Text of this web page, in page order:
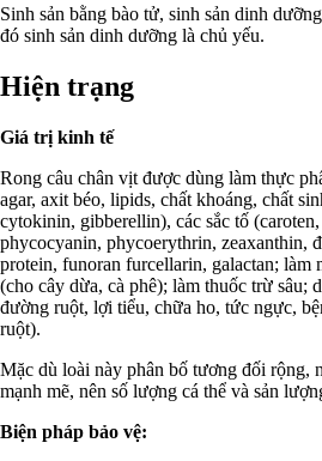
Sinh sản bằng bào tử, sinh sản dinh
đó sinh sản dinh dưỡng là chủ yếu.
Hiện trạng
Giá trị kinh tế
Rong câu chân vịt được dùng làm thực
agar, axit béo, lipids, chất khoáng, chất
cytokinin, gibberellin), các sắc tố
phycocyanin, phycoerythrin, zeaxanthin,
protein, funoran furcellarin, galactan; làm
(cho cây dừa, cà phê); làm thuốc trừ sâu;
đường ruột, lợi tiểu, chữa ho, tức ngực,
ruột).
Mặc dù loài này phân bố tương đối rộng,
mạnh mẽ, nên số lượng cá thể và sản
Biện pháp bảo vệ: